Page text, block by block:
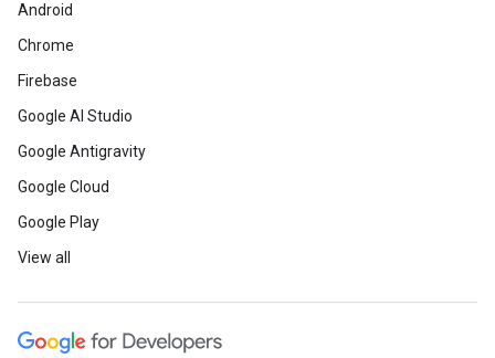
Android
Chrome
Firebase
Google AI Studio
Google Antigravity
Google Cloud
Google Play
View all